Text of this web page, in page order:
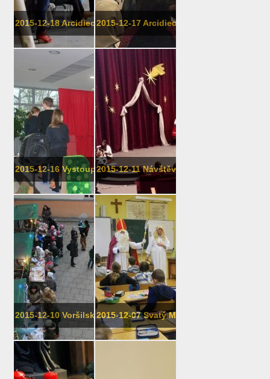
2015-12-18 Arcidiecézní muzeum - 8. t�...2015-12-17 Arcidiecézní muzeum - 6. t�...
2015-12-16 Vystoupení loutkářského k...
2015-12-11 Návštěva partnerské škol...
2015-12-10 Voršilský jarmark2015-12-07 Svatý Mikuláš